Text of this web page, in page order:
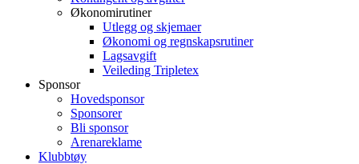
Økonomirutiner
Utlegg og skjemaer
Økonomi og regnskapsrutiner
Lagsavgift
Veileding Tripletex
Sponsor
Hovedsponsor
Sponsorer
Bli sponsor
Arenareklame
Klubbtøy